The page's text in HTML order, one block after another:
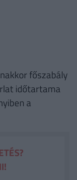
főszabály
időtartama
a